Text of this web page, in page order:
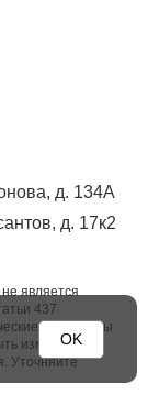
д. 134А
д. 17к2
является
437
параметры
изменены
Уточняйте
OK